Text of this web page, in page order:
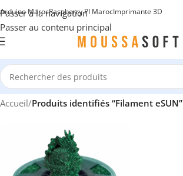
Passer à la navigation
Passer au contenu principal
Arduino MarocRaspberry PI MarocImprimante 3D
Accueil/Produits identifiés “Filament eSUN”